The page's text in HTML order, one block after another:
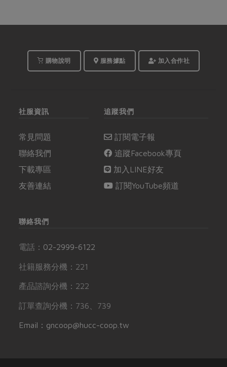
購物說明 服務據點 加入合作社
社服資訊
常見問題
聯絡我們
下載專區
友善連結
追蹤我們
訂閱電子報
追蹤Facebook專頁
加入LINE好友
訂閱YouTube頻道
聯絡我們
電話： 02-2999-6122
社籍服務分機：221
產品諮詢分機：222
訂單查詢分機：736、739
Email：gncoop@hucc-coop.tw